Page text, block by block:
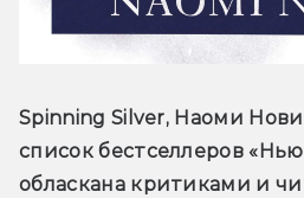
Spinning Silver, Наоми
список бестселлеров
обласкана критиками и